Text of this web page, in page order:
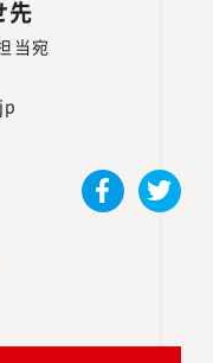
先
当宛